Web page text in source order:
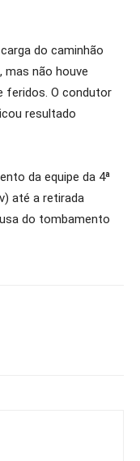
do caminhão
mas não houve
feridos. O condutor
resultado
da equipe da 4ª
até a retirada
do tombamento